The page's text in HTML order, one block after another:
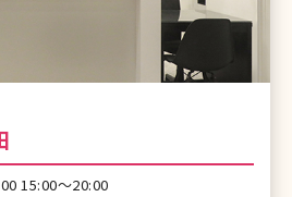
15:00〜20:00